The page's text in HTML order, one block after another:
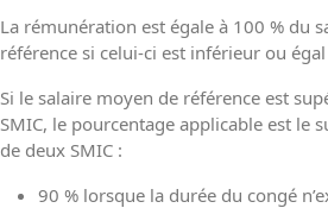
La rémunération est égale à 100 % du
référence si celui-ci est inférieur ou
Si le salaire moyen de référence est
SMIC, le pourcentage applicable est le
de deux SMIC :
90 % lorsque la durée du congé